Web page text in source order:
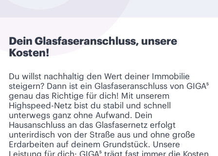
Dein Glasfaseranschluss, unsere
Kosten!
Du willst nachhaltig den Wert deiner Immobilie
steigern? Dann ist ein Glasfaseranschluss von GIGA⁵
genau das Richtige für dich! Mit unserem
Highspeed-Netz bist du stabil und schnell
unterwegs ganz ohne Aufwand. Dein
Hausanschluss an das Glasfasernetz erfolgt
unterirdisch von der Straße aus und ohne große
Erdarbeiten auf deinem Grundstück. Unsere